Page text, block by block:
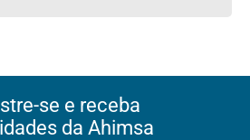
se e receba
da Ahimsa